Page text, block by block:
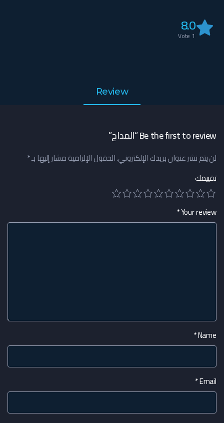
8.0
1
Review
Be the first to review “المداح”
لن يتم نشر عنوان بريدك الإلكتروني.الحقول الإلزامية مشار إليها بـ*
تقييمك
Your review
*
Name
*
Email
*